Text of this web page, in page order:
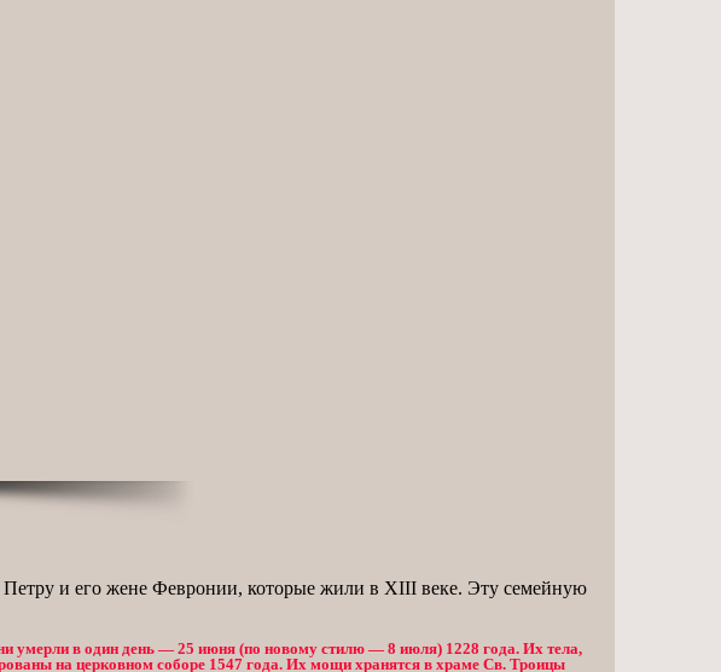
и его жене Февронии, которые жили в XIII веке. Эту семейную
умерли в один день — 25 июня (по новому стилю — 8 июля) 1228 года. Их тела,
на церковном соборе 1547 года. Их мощи хранятся в храме Св. Троицы